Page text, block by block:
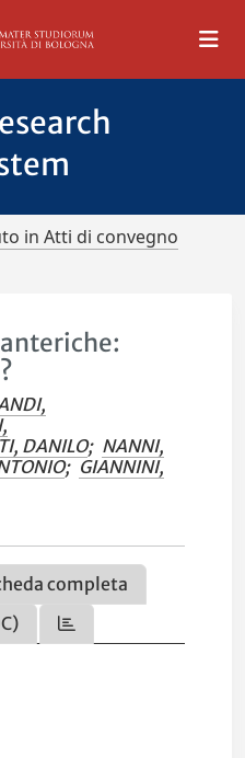
in Atti di convegno
DANILO; NANNI,
; GIANNINI,
completa